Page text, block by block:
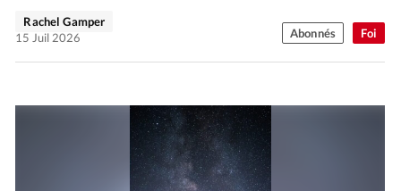
Foi
Rachel Gamper
15 Juil 2026
Abonnés